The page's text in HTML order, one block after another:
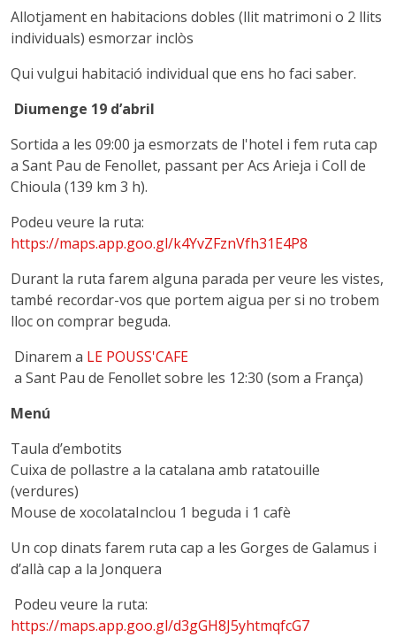
Allotjament en habitacions dobles (llit matrimoni o 2 llits
individuals) esmorzar inclòs
Qui vulgui habitació individual que ens ho faci saber.
Diumenge 19 d’abril
Sortida a les 09:00 ja esmorzats de l'hotel i fem ruta cap
a Sant Pau de Fenollet, passant per Acs Arieja i Coll de
Chioula (139 km 3 h).
Podeu veure la ruta:
https://maps.app.goo.gl/k4YvZFznVfh31E4P8
Durant la ruta farem alguna parada per veure les vistes,
també recordar-vos que portem aigua per si no trobem
lloc on comprar beguda.
Dinarem a LE POUSS'CAFE
a Sant Pau de Fenollet sobre les 12:30 (som a França)
Menú
Taula d’embotits
Cuixa de pollastre a la catalana amb ratatouille
(verdures)
Mouse de xocolataInclou 1 beguda i 1 cafè
Un cop dinats farem ruta cap a les Gorges de Galamus i
d’allà cap a la Jonquera
Podeu veure la ruta:
https://maps.app.goo.gl/d3gGH8J5yhtmqfcG7